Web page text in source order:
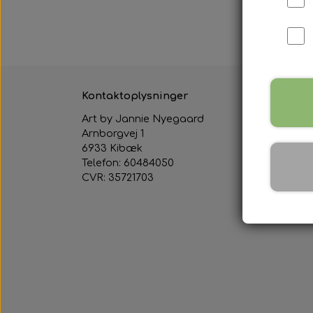
5-9
Kontaktoplysninger
Art by Jannie Nyegaard
Arnborgvej 1
6933 Kibæk
Telefon: 60484050
CVR: 35721703